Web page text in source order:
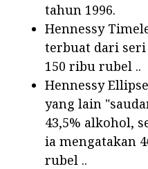
tahun 1996.
Hennessy
terbuat dari seri
150 ribu rubel ..
Hennessy
yang lain
43,5% alkohol,
ia mengatakan
rubel ..